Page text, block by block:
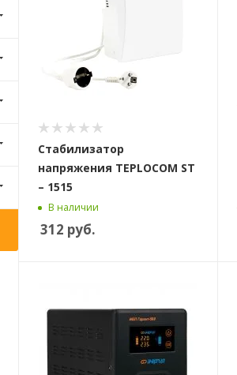
Стабилизатор
напряжения TEPLOCOM ST
– 1515
В наличии
312 руб.